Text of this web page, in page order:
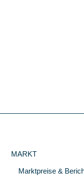
MARKT
Marktpreise &